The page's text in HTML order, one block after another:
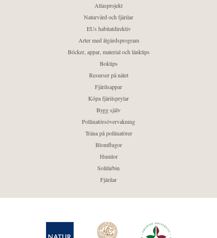
Atlasprojekt
Naturvård och fjärilar
EUs habitatdirektiv
Arter med åtgärdsprogram
Böcker, appar, material och länktips
Boktips
Resurser på nätet
Fjärilsappar
Köpa fjärilsprylar
Bygg själv
Pollinatörsövervakning
Träna på pollinatörer
Blomflugor
Humlor
Solitärbin
Fjärilar